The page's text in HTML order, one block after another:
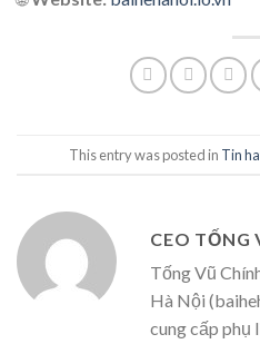
This entry was posted in Tin
CEO TỐNG
Tống Vũ
Hà Nội
cung cấp phụ